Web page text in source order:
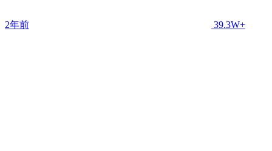
2年前 39.3W+